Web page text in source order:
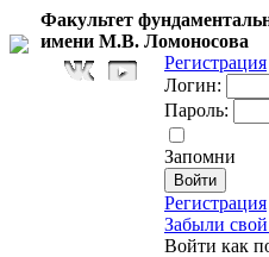
Факультет
имени М.В. Ломоносова
Регистрация
Логин:
Пароль:
Запомни
Регистрация
Забыли
Войти как